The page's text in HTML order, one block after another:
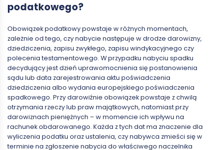
podatkowego?
Obowiązek podatkowy powstaje w różnych momentach,
zależnie od tego, czy nabycie następuje w drodze darowizny,
dziedziczenia, zapisu zwykłego, zapisu windykacyjnego czy
polecenia testamentowego. W przypadku nabyciu spadku
decydujący jest dzień uprawomocnienia się postanowienia
sądu lub data zarejestrowania aktu poświadczenia
dziedziczenia albo wydania europejskiego poświadczenia
spadkowego. Przy darowiźnie obowiązek powstaje z chwilą
otrzymania rzeczy lub praw majątkowych, natomiast przy
darowiznach pieniężnych – w momencie ich wpływu na
rachunek obdarowanego. Każda z tych dat ma znaczenie dla
wyliczenia podatku oraz ustalenia, czy nabywca zmieści się w
terminie na zgłoszenie nabycia do właściwego naczelnika